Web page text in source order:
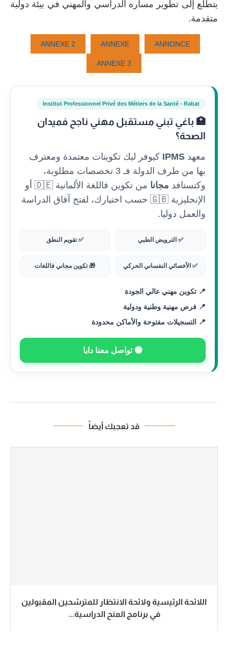
يتطلع إلى تطوير مساره الدراسي والمهني في بيئة دولية
متقدمة.
ANNONCE
ANNEXE
ANNEXE 2
ANNEXE 3
Institut Professionnel Privé des Métiers de la Santé - Rabat
🏥 باغي تبني مستقبل مهني ناجح فميدان
الصحة؟
معهد IPMS كيوفر ليك تكوينات معتمدة ومعترف
بها من طرف الدولة فـ 3 تخصصات مطلوبة،
وكتستافد مجانا
من تكوين فاللغة الألمانية 🇩🇪 أو
الإنجليزية 🇬🇧 حسب اختيارك، لفتح آفاق الدراسة
والعمل دوليا.
✅ الترويض الطبي ✅ تقويم النطق
✅ الأخصائي النفساني الحركي 🎁 تكوين مجاني فاللغات
📍 تكوين مهني عالي الجودة
📍 فرص مهنية وطنية ودولية
📍 التسجيلات مفتوحة والأماكن محدودة
🟢 تواصل معنا دابا
قد تعجبك أيضاً
اللائحة الرئيسية ولائحة الانتظار للمترشحين المقبولين
في برنامج المنح الدراسية...